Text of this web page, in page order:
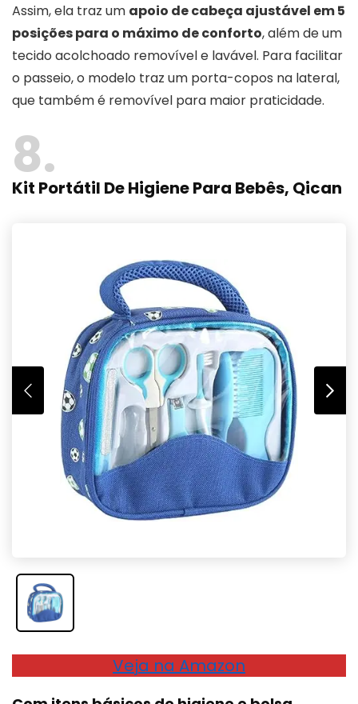
Assim, ela traz um apoio de cabeça ajustável em 5
posições para o máximo de conforto, além de um
tecido acolchoado removível e lavável. Para facilitar
o passeio, o modelo traz um porta-copos na lateral,
que também é removível para maior praticidade.
8
Kit Portátil De Higiene Para Bebês, Qican
Veja na Amazon